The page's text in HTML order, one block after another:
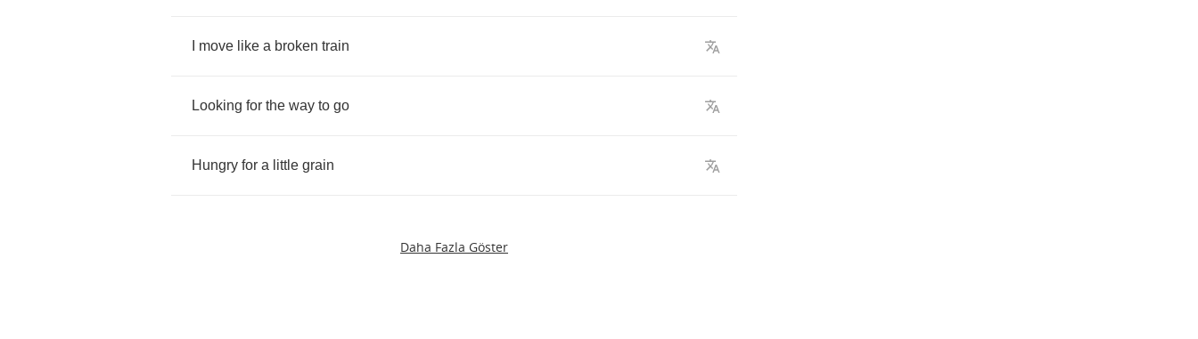
move like a broken train
Looking for the way to go
Hungry for a little grain
Daha Fazla Göster